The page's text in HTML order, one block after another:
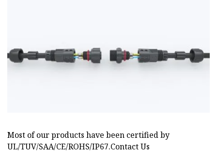
Most of our products have been certified by
UL/TUV/SAA/CE/ROHS/IP67.Contact Us